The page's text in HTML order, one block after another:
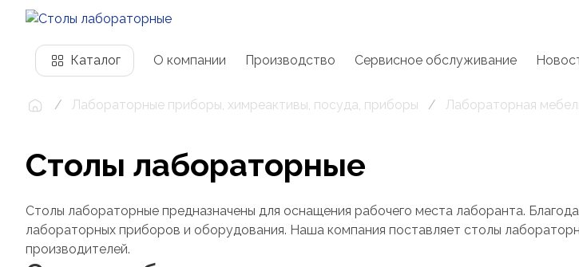
Каталог О компании Производство Сервисное обслуживание
Лабораторные приборы, химреактивы, посуда, приборы Лабораторная
Столы лабораторные
Столы лабораторные предназначены для оснащения рабочего места лаборанта.
лабораторных приборов и оборудования. Наша компания поставляет столы
производителей.